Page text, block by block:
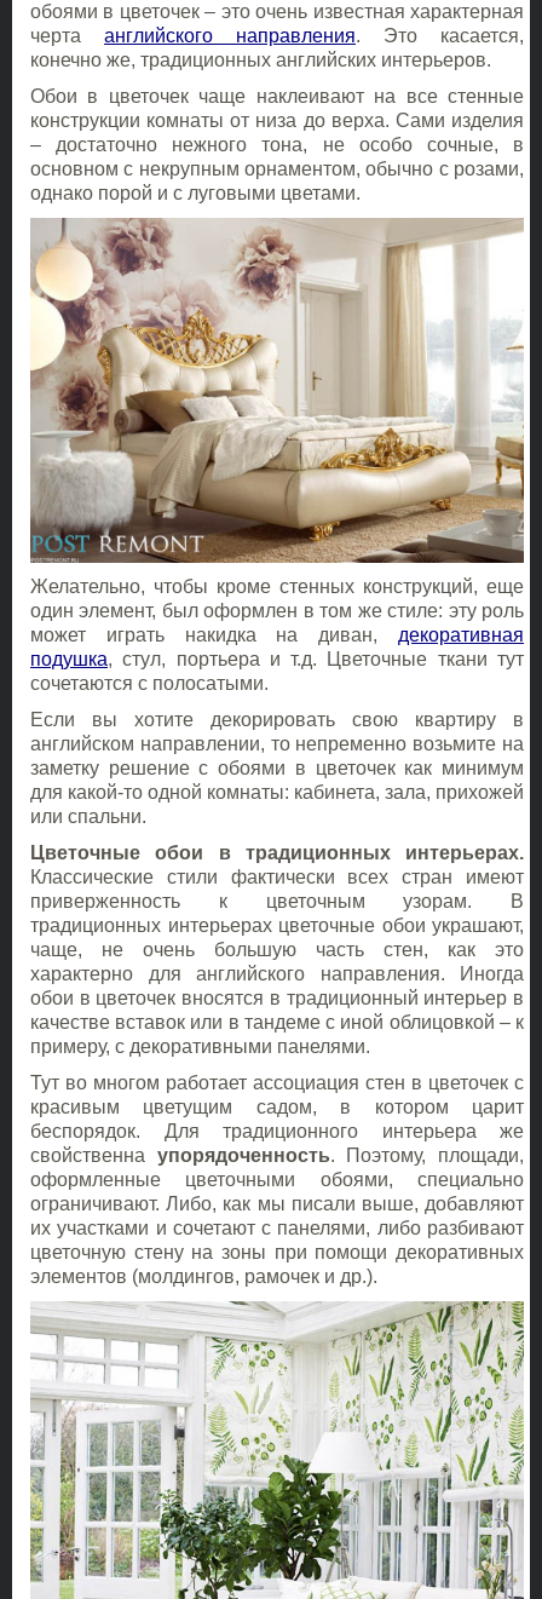
обоями в цветочек – это очень известная характерная
черта английского направления. Это касается,
конечно же, традиционных английских интерьеров.
Обои в цветочек чаще наклеивают на все стенные
конструкции комнаты от низа до верха. Сами изделия
– достаточно нежного тона, не особо сочные, в
основном с некрупным орнаментом, обычно с розами,
однако порой и с луговыми цветами.
Желательно, чтобы кроме стенных конструкций, еще
один элемент, был оформлен в том же стиле: эту роль
может играть накидка на диван, декоративная
подушка, стул, портьера и т.д. Цветочные ткани тут
сочетаются с полосатыми.
Если вы хотите декорировать свою квартиру в
английском направлении, то непременно возьмите на
заметку решение с обоями в цветочек как минимум
для какой-то одной комнаты: кабинета, зала, прихожей
или спальни.
Цветочные обои в традиционных интерьерах.
Классические стили фактически всех стран имеют
приверженность к цветочным узорам. В
традиционных интерьерах цветочные обои украшают,
чаще, не очень большую часть стен, как это
характерно для английского направления. Иногда
обои в цветочек вносятся в традиционный интерьер в
качестве вставок или в тандеме с иной облицовкой – к
примеру, с декоративными панелями.
Тут во многом работает ассоциация стен в цветочек с
красивым цветущим садом, в котором царит
беспорядок. Для традиционного интерьера же
свойственна упорядоченность. Поэтому, площади,
оформленные цветочными обоями, специально
ограничивают. Либо, как мы писали выше, добавляют
их участками и сочетают с панелями, либо разбивают
цветочную стену на зоны при помощи декоративных
элементов (молдингов, рамочек и др.).